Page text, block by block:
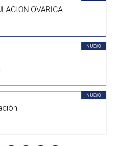
OVARICA
NUEVO
NUEVO